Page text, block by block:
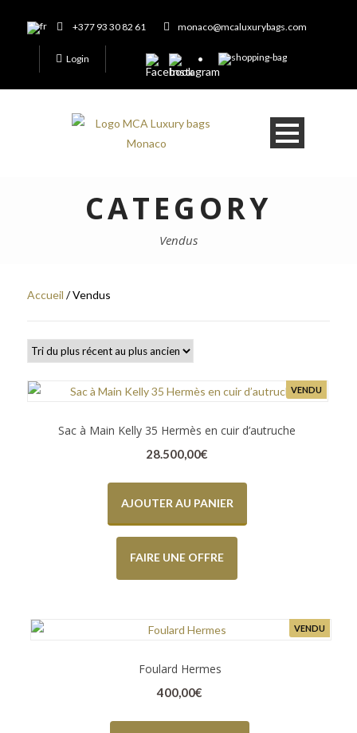
+377 93 30 82 61 monaco@mcaluxurybags.com
Login
CATEGORY
Vendus
Accueil / Vendus
VENDU
Sac à Main Kelly 35 Hermès en cuir d’autruche
28.500,00€
AJOUTER AU PANIER
FAIRE UNE OFFRE
VENDU
Foulard Hermes
400,00€